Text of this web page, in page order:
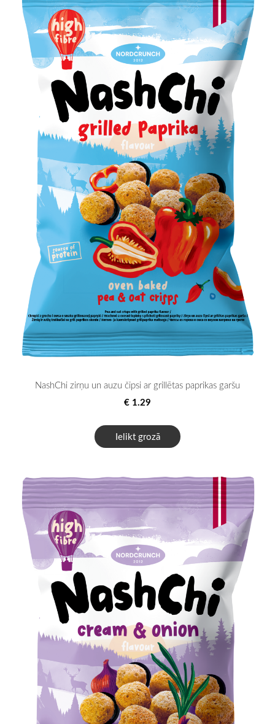
NashChi zirņu un auzu čipsi ar grillētas paprikas garšu
€ 1.29
Ielikt grozā